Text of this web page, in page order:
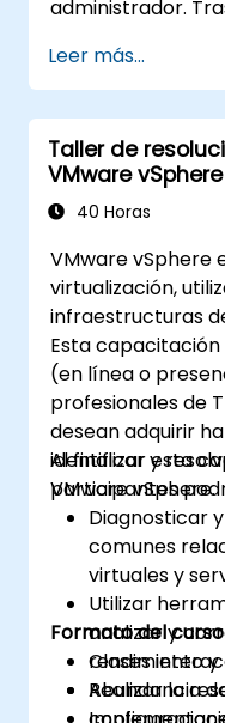
dispositivo
Raspberry Pi
Visualización
administrador.
propia instancia
acciones
administrativas.
componentes
la arquitectura
administración de
de talleres
OpenStack.
Leer más...
Taller de
VMware vSphere
40 Horas
VMware vSphere
virtualización,
infraestructuras
Esta
(en línea o
profesionales de
desean adquirir
identificar y
VMware vSphere.
Al finalizar esta
participantes
Diagnosticar
comunes
virtuales y
Utilizar
analizar y
rendimiento
Realizar la
Formato del curso
Clases
Abundancia